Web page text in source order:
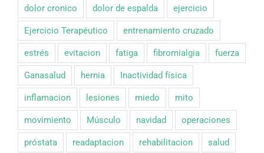
dolor cronico dolor de espalda ejercicio
Ejercicio Terapéutico entrenamiento cruzado
estrés evitacion fatiga fibromialgia fuerza
Ganasalud hernia Inactividad física
inflamacion lesiones miedo mito
movimiento Músculo navidad operaciones
próstata readaptacion rehabilitacion salud